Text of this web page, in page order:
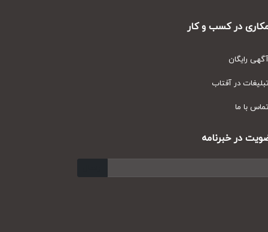
در کسب و کار
رایگان
در آفتاب
با ما
در خبرنامه